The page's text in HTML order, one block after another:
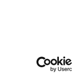
マルチ